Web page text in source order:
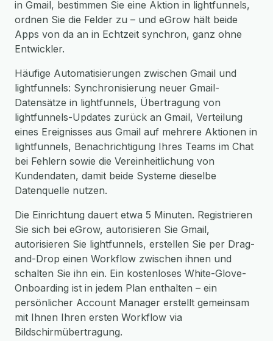
in Gmail, bestimmen Sie eine Aktion in lightfunnels,
ordnen Sie die Felder zu – und eGrow hält beide
Apps von da an in Echtzeit synchron, ganz ohne
Entwickler.
Häufige Automatisierungen zwischen Gmail und
lightfunnels: Synchronisierung neuer Gmail-
Datensätze in lightfunnels, Übertragung von
lightfunnels-Updates zurück an Gmail, Verteilung
eines Ereignisses aus Gmail auf mehrere Aktionen in
lightfunnels, Benachrichtigung Ihres Teams im Chat
bei Fehlern sowie die Vereinheitlichung von
Kundendaten, damit beide Systeme dieselbe
Datenquelle nutzen.
Die Einrichtung dauert etwa 5 Minuten. Registrieren
Sie sich bei eGrow, autorisieren Sie Gmail,
autorisieren Sie lightfunnels, erstellen Sie per Drag-
and-Drop einen Workflow zwischen ihnen und
schalten Sie ihn ein. Ein kostenloses White-Glove-
Onboarding ist in jedem Plan enthalten – ein
persönlicher Account Manager erstellt gemeinsam
mit Ihnen Ihren ersten Workflow via
Bildschirmübertragung.